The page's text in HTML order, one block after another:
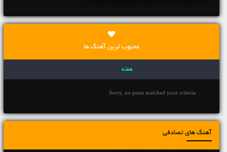
محبوب ترین آهنگ ها
هفته
Sorry, no posts matched your criteria.
آهنگ های تصادفی